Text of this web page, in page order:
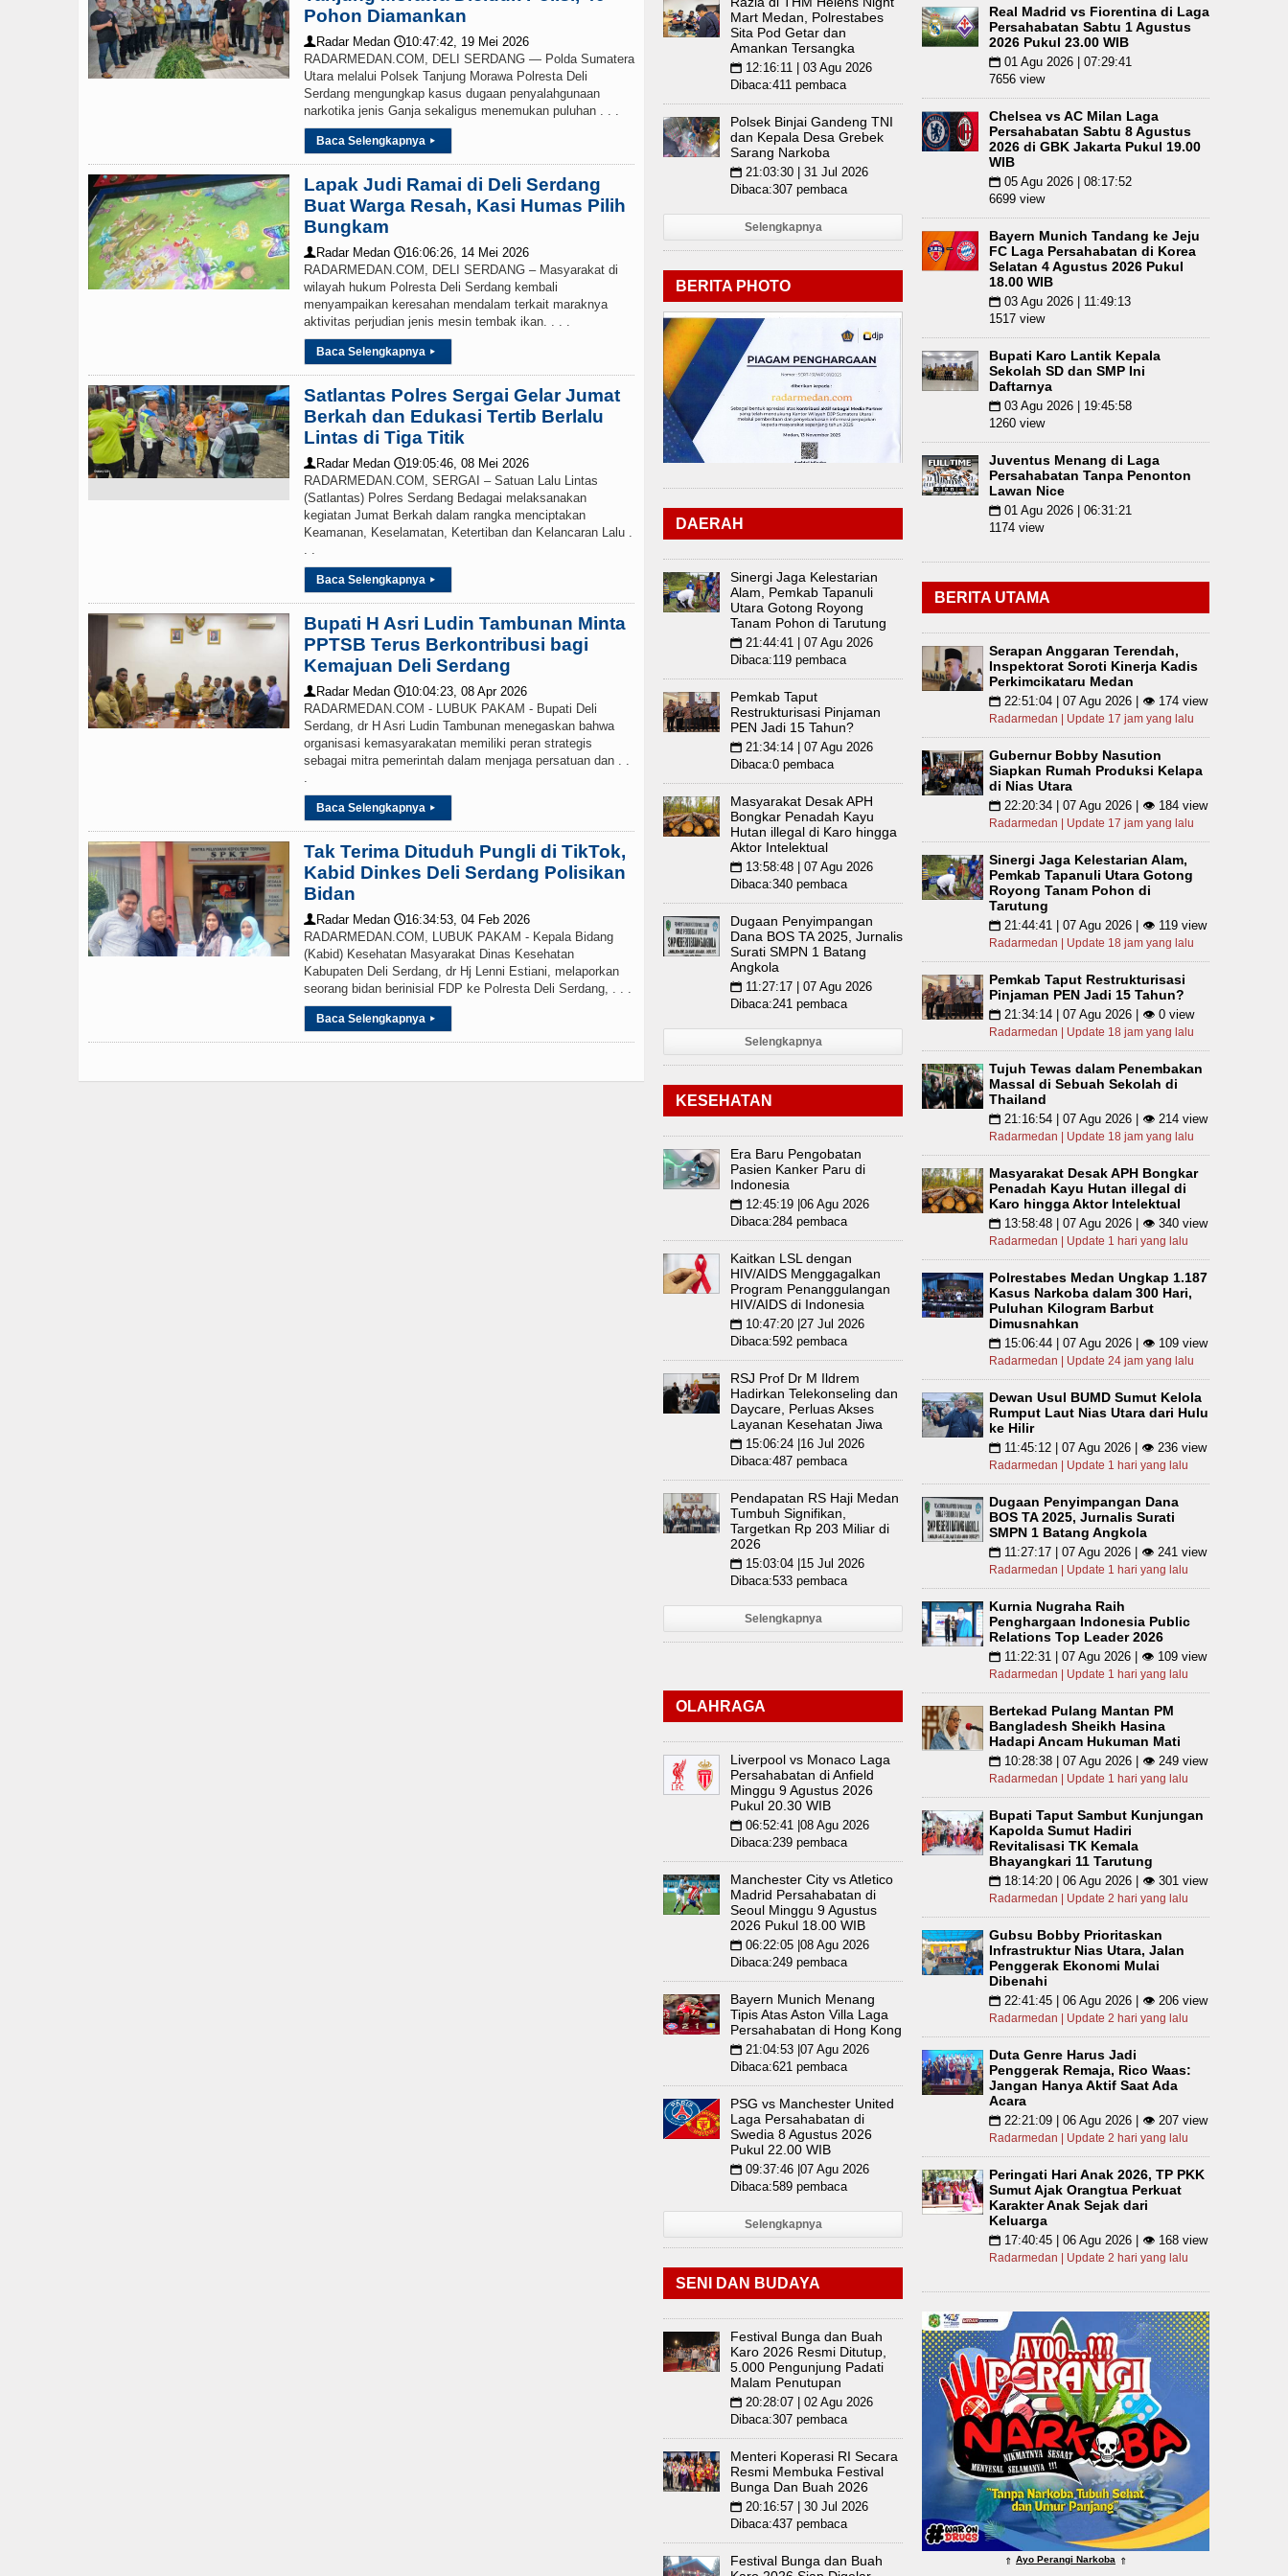
Polrestabes Medan Ungkap 1.187 Kasus Narkoba dalam 300 Hari, Puluhan Kilogram Barbut Dimusnahkan Liverpool vs
Manchester City vs Atletico Madrid Persahabatan di Seoul Minggu 9 Agustus 2026 Pukul 18.00 WIB
Pohon Diamankan
👤 Radar Medan 🕔10:47:42, 19 Mei 2026
RADARMEDAN.COM, DELI SERDANG — Polda Sumatera
Utara melalui Polsek Tanjung Morawa Polresta Deli
Serdang mengungkap kasus dugaan penyalahgunaan
narkotika jenis Ganja sekaligus menemukan puluhan . . .
Baca Selengkapnya ▸
Lapak Judi Ramai di Deli Serdang
Buat Warga Resah, Kasi Humas Pilih
Bungkam
👤 Radar Medan 🕔16:06:26, 14 Mei 2026
RADARMEDAN.COM, DELI SERDANG – Masyarakat di
wilayah hukum Polresta Deli Serdang kembali
menyampaikan keresahan mendalam terkait maraknya
aktivitas perjudian jenis mesin tembak ikan. . . .
Baca Selengkapnya ▸
Satlantas Polres Sergai Gelar Jumat
Berkah dan Edukasi Tertib Berlalu
Lintas di Tiga Titik
👤 Radar Medan 🕔19:05:46, 08 Mei 2026
RADARMEDAN.COM, SERGAI – Satuan Lalu Lintas
(Satlantas) Polres Serdang Bedagai melaksanakan
kegiatan Jumat Berkah dalam rangka menciptakan
Keamanan, Keselamatan, Ketertiban dan Kelancaran Lalu .
. .
Baca Selengkapnya ▸
Bupati H Asri Ludin Tambunan Minta
PPTSB Terus Berkontribusi bagi
Kemajuan Deli Serdang
👤 Radar Medan 🕔10:04:23, 08 Apr 2026
RADARMEDAN.COM - LUBUK PAKAM - Bupati Deli
Serdang, dr H Asri Ludin Tambunan menegaskan bahwa
organisasi kemasyarakatan memiliki peran strategis
sebagai mitra pemerintah dalam menjaga persatuan dan . .
.
Baca Selengkapnya ▸
Tak Terima Dituduh Pungli di TikTok,
Kabid Dinkes Deli Serdang Polisikan
Bidan
👤 Radar Medan 🕔16:34:53, 04 Feb 2026
RADARMEDAN.COM, LUBUK PAKAM - Kepala Bidang
(Kabid) Kesehatan Masyarakat Dinas Kesehatan
Kabupaten Deli Serdang, dr Hj Lenni Estiani, melaporkan
seorang bidan berinisial FDP ke Polresta Deli Serdang, . . .
Baca Selengkapnya ▸
Mart Medan, Polrestabes
Sita Pod Getar dan
Amankan Tersangka
📅 12:16:11 | 03 Agu 2026
Dibaca:411 pembaca
Polsek Binjai Gandeng TNI
dan Kepala Desa Grebek
Sarang Narkoba
📅 21:03:30 | 31 Jul 2026
Dibaca:307 pembaca
Selengkapnya
BERITA PHOTO
DAERAH
Sinergi Jaga Kelestarian
Alam, Pemkab Tapanuli
Utara Gotong Royong
Tanam Pohon di Tarutung
📅 21:44:41 | 07 Agu 2026
Dibaca:119 pembaca
Pemkab Taput
Restrukturisasi Pinjaman
PEN Jadi 15 Tahun?
📅 21:34:14 | 07 Agu 2026
Dibaca:0 pembaca
Masyarakat Desak APH
Bongkar Penadah Kayu
Hutan illegal di Karo hingga
Aktor Intelektual
📅 13:58:48 | 07 Agu 2026
Dibaca:340 pembaca
Dugaan Penyimpangan
Dana BOS TA 2025, Jurnalis
Surati SMPN 1 Batang
Angkola
📅 11:27:17 | 07 Agu 2026
Dibaca:241 pembaca
Selengkapnya
KESEHATAN
Era Baru Pengobatan
Pasien Kanker Paru di
Indonesia
📅 12:45:19 |06 Agu 2026
Dibaca:284 pembaca
Kaitkan LSL dengan
HIV/AIDS Menggagalkan
Program Penanggulangan
HIV/AIDS di Indonesia
📅 10:47:20 |27 Jul 2026
Dibaca:592 pembaca
RSJ Prof Dr M Ildrem
Hadirkan Telekonseling dan
Daycare, Perluas Akses
Layanan Kesehatan Jiwa
📅 15:06:24 |16 Jul 2026
Dibaca:487 pembaca
Pendapatan RS Haji Medan
Tumbuh Signifikan,
Targetkan Rp 203 Miliar di
2026
📅 15:03:04 |15 Jul 2026
Dibaca:533 pembaca
Selengkapnya
OLAHRAGA
Liverpool vs Monaco Laga
Persahabatan di Anfield
Minggu 9 Agustus 2026
Pukul 20.30 WIB
📅 06:52:41 |08 Agu 2026
Dibaca:239 pembaca
Manchester City vs Atletico
Madrid Persahabatan di
Seoul Minggu 9 Agustus
2026 Pukul 18.00 WIB
📅 06:22:05 |08 Agu 2026
Dibaca:249 pembaca
Bayern Munich Menang
Tipis Atas Aston Villa Laga
Persahabatan di Hong Kong
📅 21:04:53 |07 Agu 2026
Dibaca:621 pembaca
PSG vs Manchester United
Laga Persahabatan di
Swedia 8 Agustus 2026
Pukul 22.00 WIB
📅 09:37:46 |07 Agu 2026
Dibaca:589 pembaca
Selengkapnya
SENI DAN BUDAYA
Festival Bunga dan Buah
Karo 2026 Resmi Ditutup,
5.000 Pengunjung Padati
Malam Penutupan
📅 20:28:07 | 02 Agu 2026
Dibaca:307 pembaca
Menteri Koperasi RI Secara
Resmi Membuka Festival
Bunga Dan Buah 2026
📅 20:16:57 | 30 Jul 2026
Dibaca:437 pembaca
Festival Bunga dan Buah
Real Madrid vs Fiorentina di Laga
Persahabatan Sabtu 1 Agustus
2026 Pukul 23.00 WIB
📅 01 Agu 2026 | 07:29:41
7656 view
Chelsea vs AC Milan Laga
Persahabatan Sabtu 8 Agustus
2026 di GBK Jakarta Pukul 19.00
WIB
📅 05 Agu 2026 | 08:17:52
6699 view
Bayern Munich Tandang ke Jeju
FC Laga Persahabatan di Korea
Selatan 4 Agustus 2026 Pukul
18.00 WIB
📅 03 Agu 2026 | 11:49:13
1517 view
Bupati Karo Lantik Kepala
Sekolah SD dan SMP Ini
Daftarnya
📅 03 Agu 2026 | 19:45:58
1260 view
Juventus Menang di Laga
Persahabatan Tanpa Penonton
Lawan Nice
📅 01 Agu 2026 | 06:31:21
1174 view
BERITA UTAMA
Serapan Anggaran Terendah,
Inspektorat Soroti Kinerja Kadis
Perkimcikataru Medan
📅 22:51:04 | 07 Agu 2026 | 👁 174 view
Radarmedan | Update 17 jam yang lalu
Gubernur Bobby Nasution
Siapkan Rumah Produksi Kelapa
di Nias Utara
📅 22:20:34 | 07 Agu 2026 | 👁 184 view
Radarmedan | Update 17 jam yang lalu
Sinergi Jaga Kelestarian Alam,
Pemkab Tapanuli Utara Gotong
Royong Tanam Pohon di
Tarutung
📅 21:44:41 | 07 Agu 2026 | 👁 119 view
Radarmedan | Update 18 jam yang lalu
Pemkab Taput Restrukturisasi
Pinjaman PEN Jadi 15 Tahun?
📅 21:34:14 | 07 Agu 2026 | 👁 0 view
Radarmedan | Update 18 jam yang lalu
Tujuh Tewas dalam Penembakan
Massal di Sebuah Sekolah di
Thailand
📅 21:16:54 | 07 Agu 2026 | 👁 214 view
Radarmedan | Update 18 jam yang lalu
Masyarakat Desak APH Bongkar
Penadah Kayu Hutan illegal di
Karo hingga Aktor Intelektual
📅 13:58:48 | 07 Agu 2026 | 👁 340 view
Radarmedan | Update 1 hari yang lalu
Polrestabes Medan Ungkap 1.187
Kasus Narkoba dalam 300 Hari,
Puluhan Kilogram Barbut
Dimusnahkan
📅 15:06:44 | 07 Agu 2026 | 👁 109 view
Radarmedan | Update 24 jam yang lalu
Dewan Usul BUMD Sumut Kelola
Rumput Laut Nias Utara dari Hulu
ke Hilir
📅 11:45:12 | 07 Agu 2026 | 👁 236 view
Radarmedan | Update 1 hari yang lalu
Dugaan Penyimpangan Dana
BOS TA 2025, Jurnalis Surati
SMPN 1 Batang Angkola
📅 11:27:17 | 07 Agu 2026 | 👁 241 view
Radarmedan | Update 1 hari yang lalu
Kurnia Nugraha Raih
Penghargaan Indonesia Public
Relations Top Leader 2026
📅 11:22:31 | 07 Agu 2026 | 👁 109 view
Radarmedan | Update 1 hari yang lalu
Bertekad Pulang Mantan PM
Bangladesh Sheikh Hasina
Hadapi Ancam Hukuman Mati
📅 10:28:38 | 07 Agu 2026 | 👁 249 view
Radarmedan | Update 1 hari yang lalu
Bupati Taput Sambut Kunjungan
Kapolda Sumut Hadiri
Revitalisasi TK Kemala
Bhayangkari 11 Tarutung
📅 18:14:20 | 06 Agu 2026 | 👁 301 view
Radarmedan | Update 2 hari yang lalu
Gubsu Bobby Prioritaskan
Infrastruktur Nias Utara, Jalan
Penggerak Ekonomi Mulai
Dibenahi
📅 22:41:45 | 06 Agu 2026 | 👁 206 view
Radarmedan | Update 2 hari yang lalu
Duta Genre Harus Jadi
Penggerak Remaja, Rico Waas:
Jangan Hanya Aktif Saat Ada
Acara
📅 22:21:09 | 06 Agu 2026 | 👁 207 view
Radarmedan | Update 2 hari yang lalu
Peringati Hari Anak 2026, TP PKK
Sumut Ajak Orangtua Perkuat
Karakter Anak Sejak dari
Keluarga
📅 17:40:45 | 06 Agu 2026 | 👁 168 view
Radarmedan | Update 2 hari yang lalu
⇑ Ayo Perangi Narkoba ⇑